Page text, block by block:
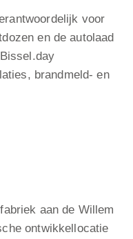
voor
en de autolaad
brandmeld- en
aan de Willem
ontwikkellocatie